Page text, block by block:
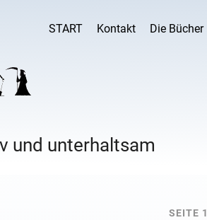
START Kontakt Die Bücher
und unterhaltsam
SEITE 1